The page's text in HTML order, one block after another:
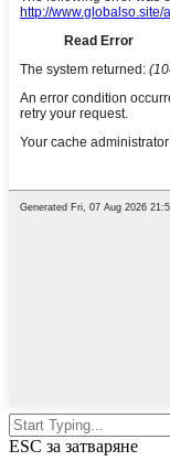
ESC за затваряне